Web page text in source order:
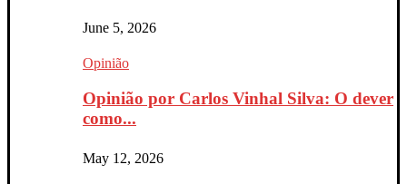
June 5, 2026
Opinião
Opinião por Carlos Vinhal Silva: O dever
como...
May 12, 2026